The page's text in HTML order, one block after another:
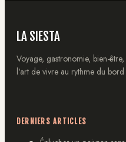
LA SIESTA
Voyage, gastronomie, bien-
l'art de vivre au rythme du bord
DERNIERS ARTICLES